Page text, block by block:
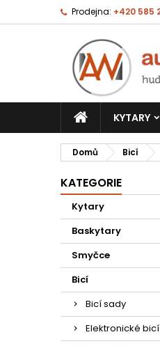
Prodejna: +420 585
KYTARY
Domů Bicí
KATEGORIE
Kytary
Baskytary
Smyčce
Bicí
Bicí sady
Elektronické bicí